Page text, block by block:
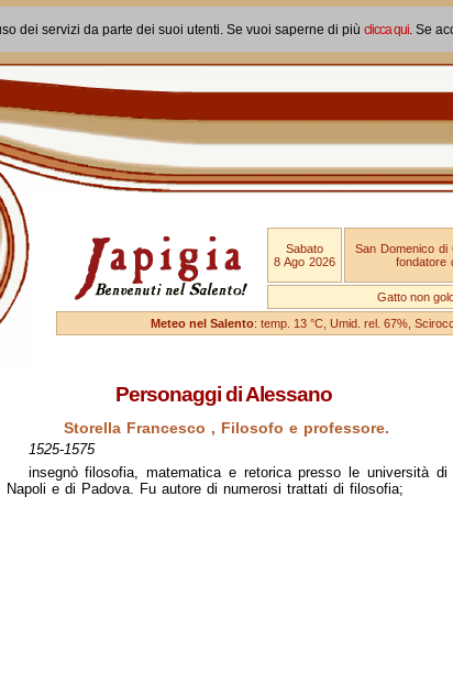
dei servizi da parte dei suoi utenti. Se vuoi saperne di più clicca qui. Se
Sabato
8 Ago 2026
San Domenico di
fondatore
Gatto non
Meteo nel Salento: temp. 13 °C, Umid. rel. 67%,
Personaggi di Alessano
Storella Francesco , Filosofo e professore.
1525-1575
insegnò filosofia, matematica e retorica presso le università di
Napoli e di Padova. Fu autore di numerosi trattati di filosofia;